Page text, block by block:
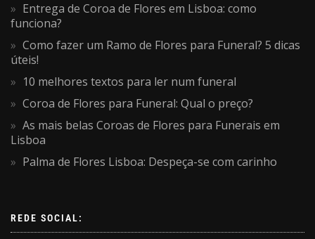
Entrega de Coroa de Flores em Lisboa: como
funciona?
Como fazer um Ramo de Flores para Funeral? 5 dicas
úteis!
10 melhores textos para ler num funeral
Coroa de Flores para Funeral: Qual o preço?
As mais belas Coroas de Flores para Funerais em
Lisboa
Palma de Flores Lisboa: Despeça-se com carinho
REDE SOCIAL: